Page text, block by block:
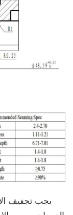
يجب تجفيف